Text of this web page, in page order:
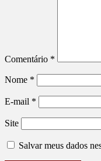
Comentário *
Nome *
E-mail *
Site
Salvar meus dados